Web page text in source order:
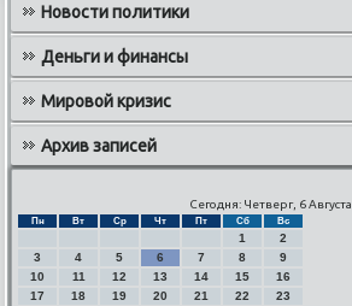
Новости политики
Деньги и финансы
Мировой кризис
Архив записей
Сегодня: Четверг, 6 Августа
Пн Вт Ср Чт Пт Сб Вс
1
2
3
4 5 6 7 8
9
10
11 12 13 14 15
16
17
18 19 20 21 22
23